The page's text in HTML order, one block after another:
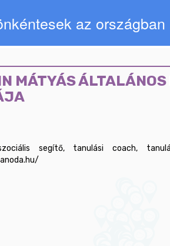
az országban
MÁTYÁS
segítő, tanulási coach, tanulástchnika tréner